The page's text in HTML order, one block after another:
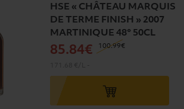
HSE « CHÂTEAU MARQUIS
DE TERME FINISH » 2007
MARTINIQUE 48° 50CL
85.84€ 100.99€